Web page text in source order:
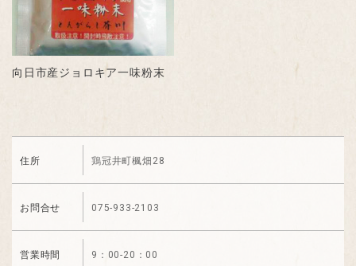
向日市産ジョロキア一味粉末
住所 鶏冠井町楓畑28
お問合せ 075-933-2103
営業時間 9：00-20：00